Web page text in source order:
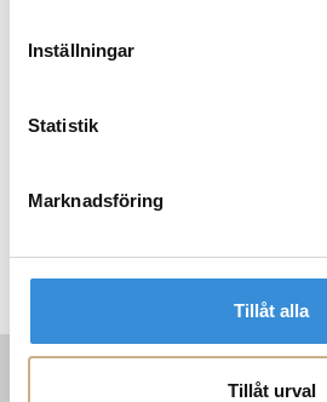
Inställningar
Statistik
Marknadsföring
Tillåt alla
Tillåt urval